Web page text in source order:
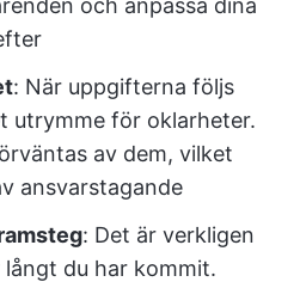
och anpassa dina
: När uppgifterna följs
utrymme för oklarheter.
av dem, vilket
ansvarstagande
: Det är verkligen
du har kommit.